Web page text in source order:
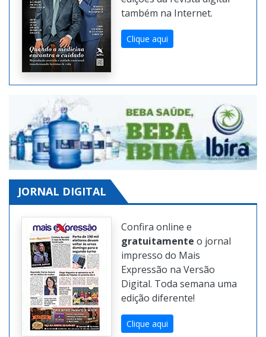
Confiragratuitamente
edições da revista digital
Clique aqui
JORNAL DIGITAL
Confira online e
gratuitamenteo jornal
impresso do Mais
Expressão na Versão
Digital. Toda semana uma